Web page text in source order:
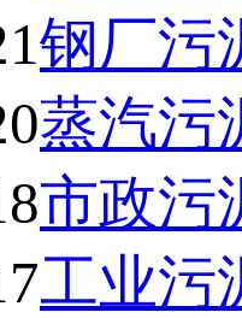
钢厂污
蒸汽污
市政污
工业污